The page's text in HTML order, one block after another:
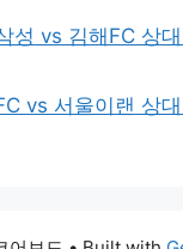
성 vs 김해FC 상
vs 서울이랜 상